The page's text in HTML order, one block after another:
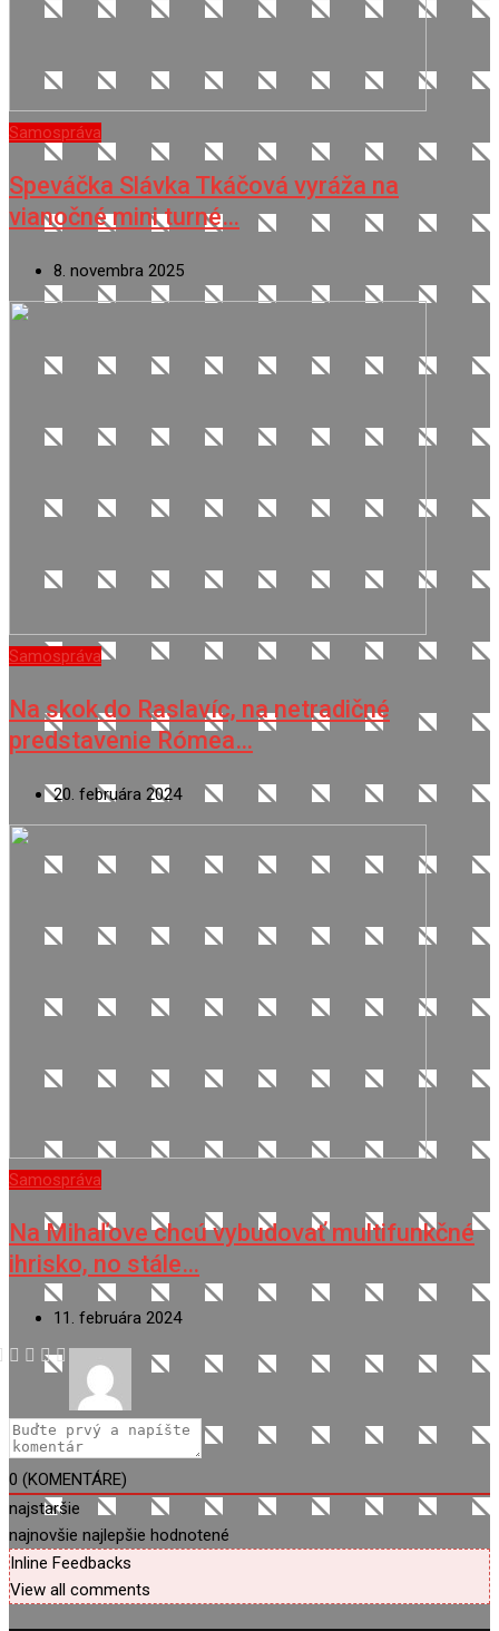
Samospráva
Speváčka Slávka Tkáčová vyráža na
vianočné mini turné…
8. novembra 2025
Samospráva
Na skok do Raslavíc, na netradičné
predstavenie Rómea…
20. februára 2024
Samospráva
Na Mihaľove chcú vybudovať multifunkčné
ihrisko, no stále…
11. februára 2024
0 (KOMENTÁRE)
najstaršie
najnovšie najlepšie hodnotené
Inline Feedbacks
View all comments